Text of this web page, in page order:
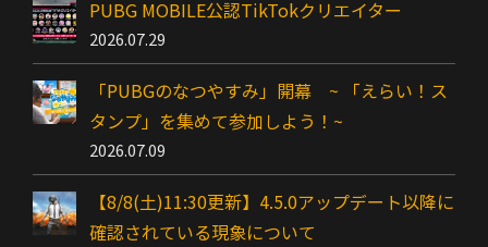
PUBG MOBILE公認TikTokクリエイター
2026.07.29
「PUBGのなつやすみ」開幕 ~ 「えらい！ス
タンプ」を集めて参加しよう！~
2026.07.09
【8/8(土)11:30更新】4.5.0アップデート以降に
確認されている現象について